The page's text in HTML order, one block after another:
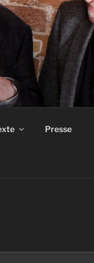
Presse